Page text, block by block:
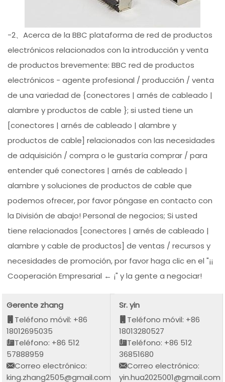
-2、Acerca de la BBC plataforma de red de productos
electrónicos relacionados con la introducción y venta
de productos brevemente: BBC red de productos
electrónicos - agente profesional / producción / venta
de una variedad de {conectores | arnés de cableado |
alambre y productos de cable }; si usted tiene un
[conectores | arnés de cableado | alambre y
productos de cable] relacionados con las necesidades
de adquisición / compra o le gustaría comprar / para
entender qué conectores | arnés de cableado |
alambre y soluciones de productos de cable que
podemos ofrecer, por favor póngase en contacto con
la División de abajo! Personal de negocios; Si usted
tiene relacionados [conectores | arnés de cableado |
alambre y cable de productos] de ventas / recursos y
necesidades de promoción, por favor haga clic en el "¡¡
Cooperación Empresarial ← ¡" y la gente a negociar!
Gerente zhang
Teléfono móvil: +86
18012695035
Teléfono: +86 512
57888959
Correo electrónico:
king.zhang2505@gmail.com
Sr. yin
Teléfono móvil: +86
18013280527
Teléfono: +86 512
36851680
Correo electrónico:
yin.hua2025001@gmail.com